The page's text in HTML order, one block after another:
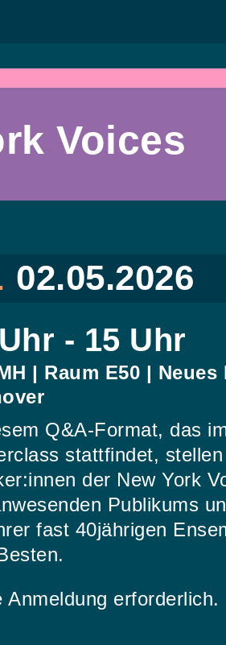
Voices
02.05.2026
- 15 Uhr
| Raum E50 | Neues
Q&A-Format, das
stattfindet,
der New York
Publikums
fast 40jährigen
Anmeldung erforderlich.